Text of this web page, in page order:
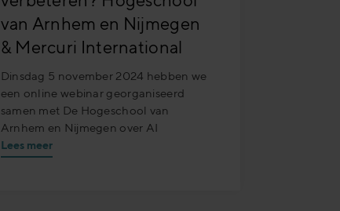
van Arnhem en Nijmegen
& Mercuri International
Dinsdag 5 november 2024 hebben we
een online webinar georganiseerd
samen met De Hogeschool van
Arnhem en Nijmegen over AI
Lees meer